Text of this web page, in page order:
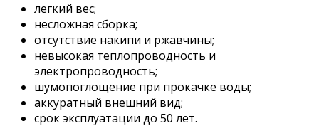
легкий вес;
несложная сборка;
отсутствие накипи и ржавчины;
невысокая теплопроводность и
электропроводность;
шумопоглощение при прокачке воды;
аккуратный внешний вид;
срок эксплуатации до 50 лет.